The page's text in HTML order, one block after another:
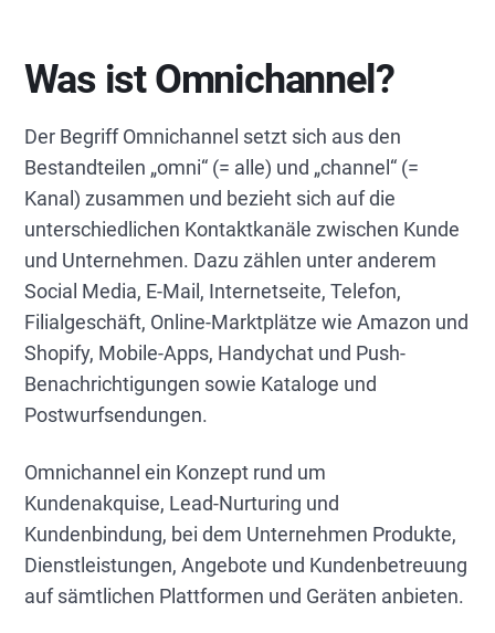
Was ist Omnichannel?
Der Begriff Omnichannel setzt sich aus den
Bestandteilen „omni“ (= alle) und „channel“ (=
Kanal) zusammen und bezieht sich auf die
unterschiedlichen Kontaktkanäle zwischen Kunde
und Unternehmen. Dazu zählen unter anderem
Social Media, E-Mail, Internetseite, Telefon,
Filialgeschäft, Online-Marktplätze wie Amazon und
Shopify, Mobile-Apps, Handychat und Push-
Benachrichtigungen sowie Kataloge und
Postwurfsendungen.
Omnichannel ein Konzept rund um
Kundenakquise, Lead-Nurturing und
Kundenbindung, bei dem Unternehmen Produkte,
Dienstleistungen, Angebote und Kundenbetreuung
auf sämtlichen Plattformen und Geräten anbieten.